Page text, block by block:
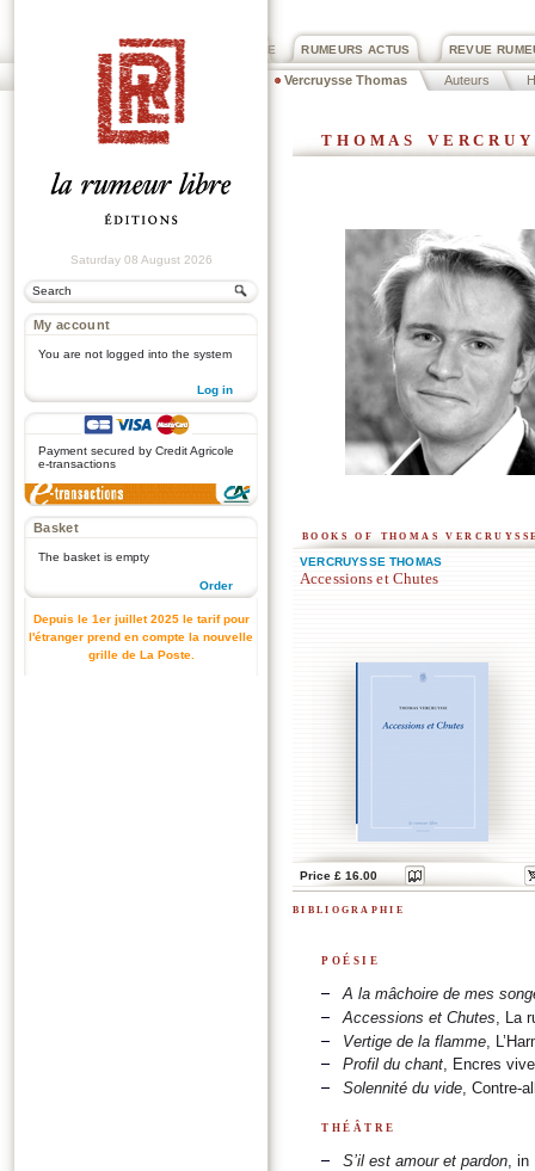
REVUE
RUMEURS ACTUS
PRIX ROGER DEXTRE
Vercruysse Thomas Auteurs
Saturday 08 August 2026
My account
You are not logged into the system
Log in
Payment secured by Credit Agricole
e-transactions
Basket
The basket is empty
Order
Depuis le 1er juillet 2025 le tarif pour
l'étranger prend en compte la nouvelle
grille de La Poste.
thomas
books of thomas
VERCRUYSSE THOMAS
Accessions et Chutes
Price £ 16.00
bibliographie
poésie
A la mâchoire de mes
Accessions et Chutes , La
Vertige de la flamme ,
Profil du chant, Encres
Solennité du vide, Contre-
théâtre
S’il est amour et pardon ,